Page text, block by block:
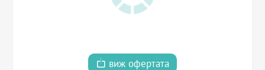
виж офертата